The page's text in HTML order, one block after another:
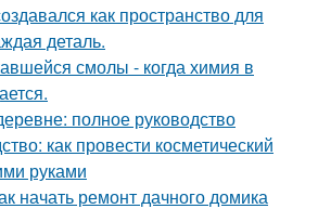
как пространство для
деталь.
смолы - когда химия в
полное руководство
как провести косметический
руками
начать ремонт дачного домика